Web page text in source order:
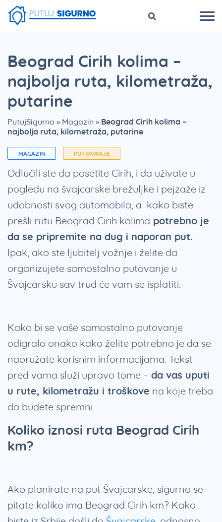
Beograd Cirih kolima –
najbolja ruta, kilometraža,
putarine
PutujSigurno » Magazin » Beograd Cirih kolima –
najbolja ruta, kilometraža, putarine
MAGAZIN PUTOVANJE
Odlučili ste da posetite Cirih, i da uživate u
pogledu na švajcarske brežuljke i pejzaže iz
udobnosti svog automobila, a kako biste
prešli rutu Beograd Cirih kolima potrebno je
da se pripremite na dug i naporan put.
Ipak, ako ste ljubitelj vožnje i želite da
organizujete samostalno putovanje u
Švajcarsku sav trud će vam se isplatiti.
Kako bi se vaše samostalno putovanje
odigralo onako kako želite potrebno je da se
naoružate korisnim informacijama. Tekst
pred vama služi upravo tome – da vas uputi
u rute, kilometražu i troškove na koje treba
da budete spremni.
Koliko iznosi ruta Beograd Cirih
km?
Ako planirate na put Švajcarske, sigurno se
pitate koliko ima Beograd Cirih km? Kako